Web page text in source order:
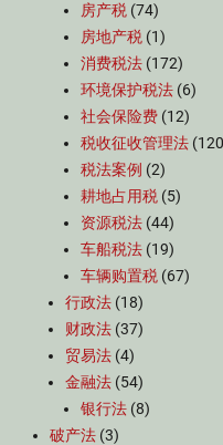
房产税 (74)
房地产税 (1)
消费税法 (172)
环境保护税法 (6)
社会保险费 (12)
税收征收管理法
税法案例 (2)
耕地占用税 (5)
资源税法 (44)
车船税法 (19)
车辆购置税 (67)
行政法 (18)
财政法 (37)
贸易法 (4)
金融法 (54)
银行法 (8)
破产法 (3)